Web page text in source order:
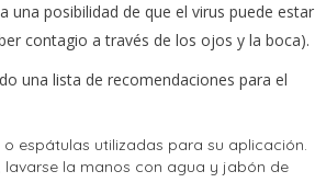
una posibilidad de que el virus puede estar
contagio a través de los ojos y la boca).
una lista de recomendaciones para el
espátulas utilizadas para su aplicación.
la manos con agua y jabón de